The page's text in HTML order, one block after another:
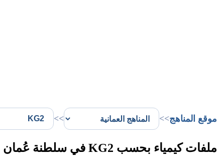
موقع المناهج>>
>>
ملفات كيمياء بحسب KG2 في سلطنة عُمان